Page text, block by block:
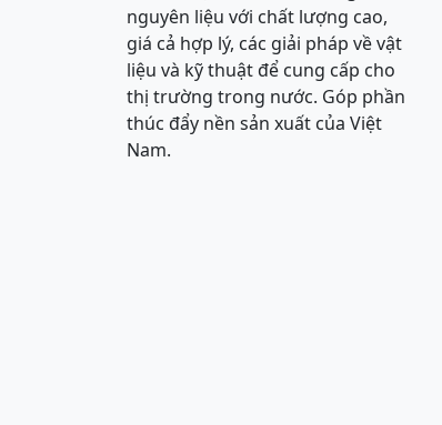
nguyên liệu với chất lượng cao,
giá cả hợp lý, các giải pháp về vật
liệu và kỹ thuật để cung cấp cho
thị trường trong nước. Góp phần
thúc đẩy nền sản xuất của Việt
Nam.